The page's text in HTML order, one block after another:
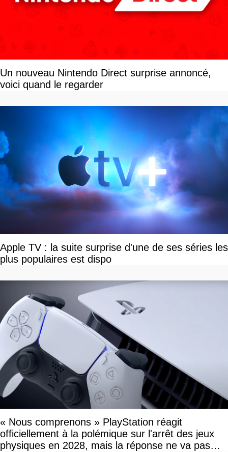
Un nouveau Nintendo Direct surprise annoncé,
voici quand le regarder
Apple TV : la suite surprise d'une de ses séries les
plus populaires est dispo
« Nous comprenons » PlayStation réagit
officiellement à la polémique sur l'arrêt des jeux
physiques en 2028, mais la réponse ne va pas